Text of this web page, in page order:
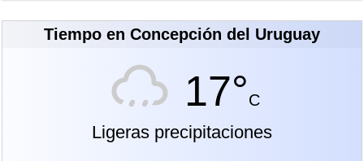
Tiempo en Concepción del Uruguay
17°C
Ligeras precipitaciones